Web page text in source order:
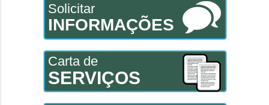
Solicitar
INFORMAÇÕES
Carta de
SERVIÇOS